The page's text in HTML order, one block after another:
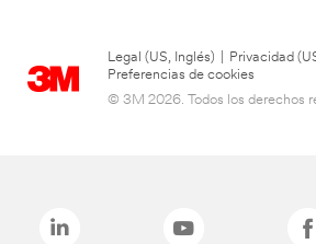
Legal (US, Inglés) Privacidad
Preferencias de cookies
© 3M 2026. Todos los derechos